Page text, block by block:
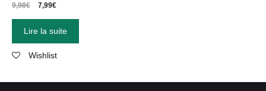
9,98€ 7,99€
Lire la suite
Wishlist